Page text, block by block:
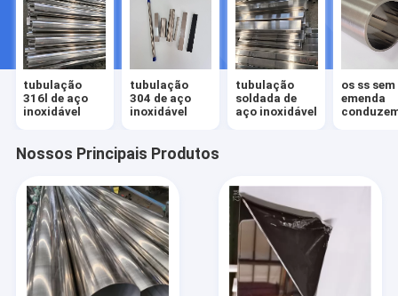
tubulação
316l de aço
inoxidável
tubulação
304 de aço
inoxidável
tubulação
soldada de
aço inoxidável
os ss sem
emenda
Nossos Principais Produtos